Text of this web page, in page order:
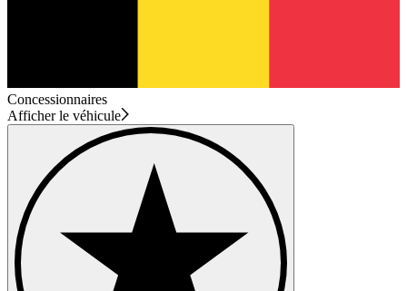
Concessionnaires
Afficher le véhicule